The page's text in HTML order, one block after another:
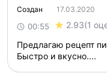
Создан 17.03.2020
00:55 2.93(1
Предлагаю рецепт
Быстро и вкусно....